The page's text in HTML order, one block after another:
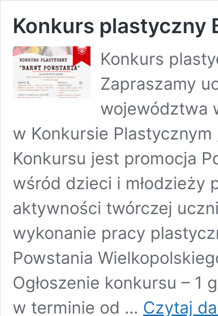
Konkurs plastyczny
Konkurs
Zapraszamy
województwa
w Konkursie Plastycznym
Konkursu jest promocja
wśród dzieci i młodzieży
aktywności twórczej
wykonanie pracy
Powstania
Ogłoszenie konkursu – 1
w terminie od … Czytaj